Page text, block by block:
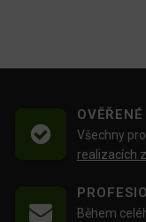
Všechny
realizacích
Během